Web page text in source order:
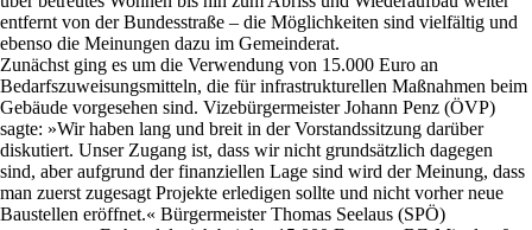
entfernt von der Bundesstraße – die Möglichkeiten sind vielfältig und
ebenso die Meinungen dazu im Gemeinderat.
Zunächst ging es um die Verwendung von 15.000 Euro an
Bedarfszuweisungsmitteln, die für infrastrukturellen Maßnahmen beim
Gebäude vorgesehen sind. Vizebürgermeister Johann Penz (ÖVP)
sagte: »Wir haben lang und breit in der Vorstandssitzung darüber
diskutiert. Unser Zugang ist, dass wir nicht grundsätzlich dagegen
sind, aber aufgrund der finanziellen Lage sind wird der Meinung, dass
man zuerst zugesagt Projekte erledigen sollte und nicht vorher neue
Baustellen eröffnet.« Bürgermeister Thomas Seelaus (SPÖ)